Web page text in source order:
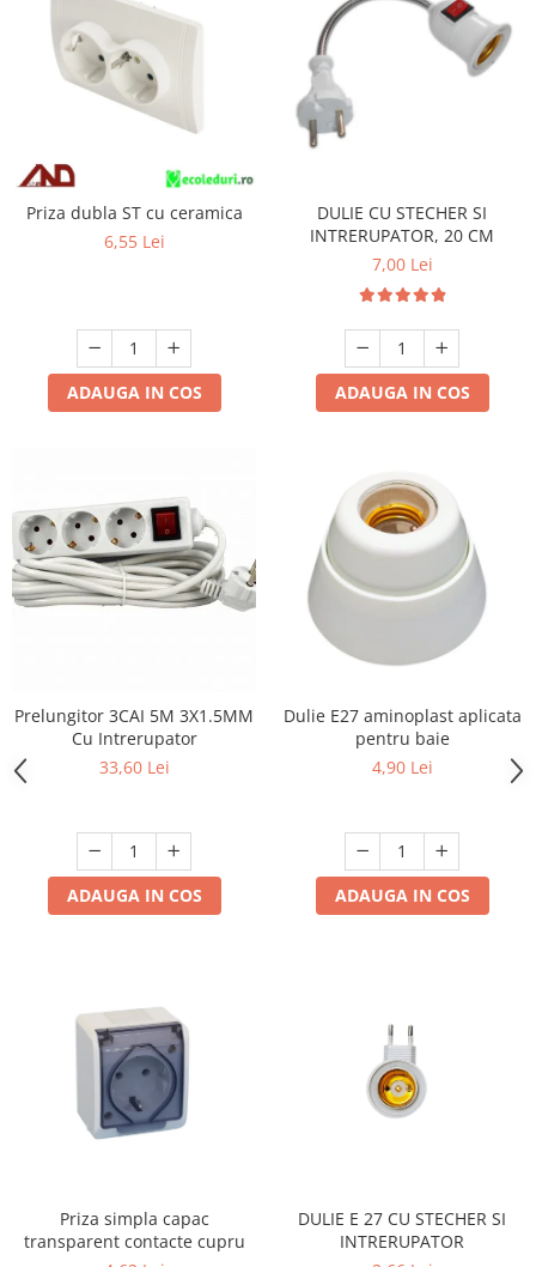
Priza dubla ST cu ceramica
6,55 Lei
ADAUGA IN COS
DULIE CU STECHER SI
INTRERUPATOR, 20 CM
7,00 Lei
ADAUGA IN COS
Prelungitor 3CAI 5M 3X1.5MM
Cu Intrerupator
33,60 Lei
ADAUGA IN COS
Dulie E27 aminoplast aplicata
pentru baie
4,90 Lei
ADAUGA IN COS
Priza simpla capac
transparent contacte cupru
DULIE E 27 CU STECHER SI
INTRERUPATOR